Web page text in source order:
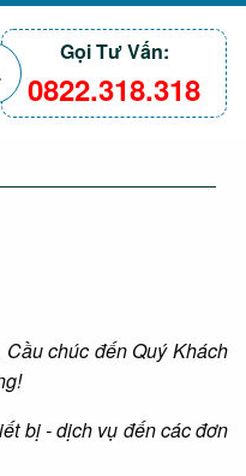
Gọi Tư Vấn:
0822.318.318
chúc đến Quý Khách
bị - dịch vụ đến các đơn